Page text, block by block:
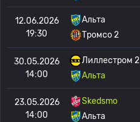
12.06.2026
19:30
Альта
Тромсо 2
30.05.2026
14:00
Лиллестром 2
Альта
23.05.2026
14:00
Skedsmo
Альта